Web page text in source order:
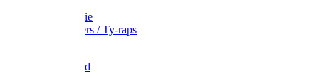
Tape en folie
Kabelbinders / Ty-raps
Metselkoord